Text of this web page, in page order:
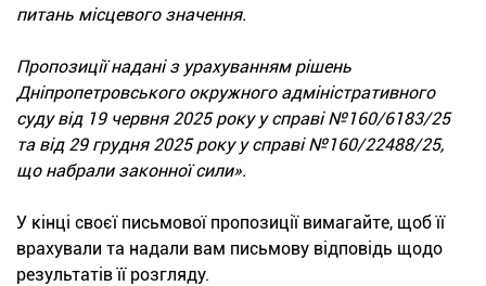
питань місцевого значення.
Пропозиції надані з урахуванням рішень
Дніпропетровського окружного адміністративного
суду від 19 червня 2025 року у справі №160/6183/25
та від 29 грудня 2025 року у справі №160/22488/25,
що набрали законної сили».
У кінці своєї письмової пропозиції вимагайте, щоб її
врахували та надали вам письмову відповідь щодо
результатів її розгляду.